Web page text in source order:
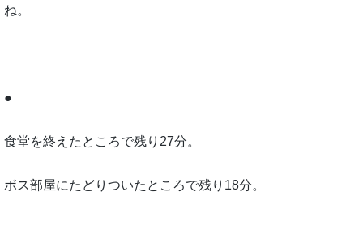
ね。
●
食堂を終えたところで残り27分。
ボス部屋にたどりついたところで残り18分。